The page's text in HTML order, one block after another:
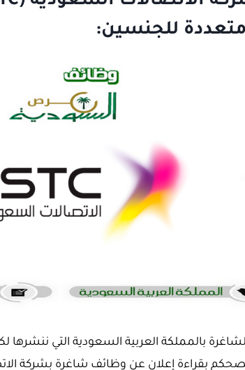
للجنسين:
بالمملكة العربية السعودية التي